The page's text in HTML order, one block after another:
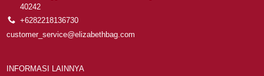
40242
+6282218136730
customer_service@elizabethbag.com
INFORMASI LAINNYA